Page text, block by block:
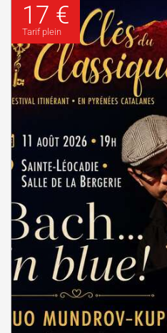
17 €
Tarif plein